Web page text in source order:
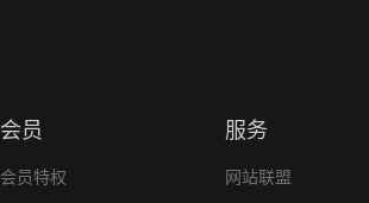
会员
会员特权
服务
网站联盟